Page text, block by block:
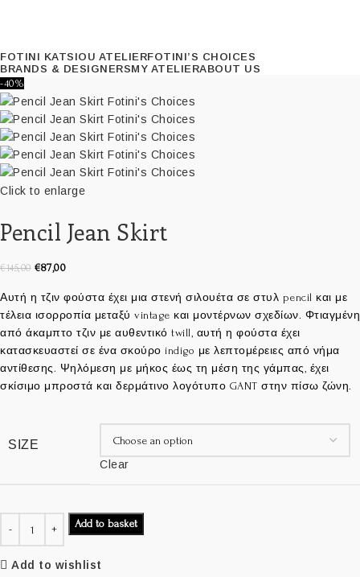
FOTINI KATSIOU ATELIERFOTINI’S CHOICES
BRANDS & DESIGNERSMY ATELIERABOUT US
-40%
Click to enlarge
Pencil Jean Skirt
€145,00 €87,00
Αυτή η τζιν φούστα έχει μια στενή σιλουέτα σε στυλ pencil και με
τέλεια ισορροπία μεταξύ vintage και μοντέρνων σχεδίων. Φτιαγμένη
από άκαμπτο τζιν με αυθεντικό twill, αυτή η φούστα έχει
κατασκευαστεί σε ένα σκούρο indigo με λεπτομέρειες από νήμα
αντίθεσης. Ψηλόμεση με μήκος έως τη μέση της γάμπας, έχει
σκίσιμο μπροστά και δερμάτινο λογότυπο GANT στην πίσω ζώνη.
SIZE
Clear
Add to basket
Add to wishlist